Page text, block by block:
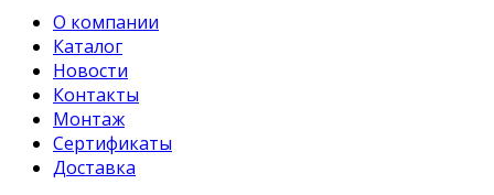
О компании
Каталог
Новости
Контакты
Монтаж
Сертификаты
Доставка